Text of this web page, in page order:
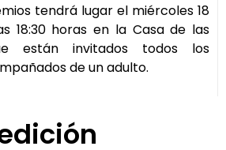
tendrá lugar el miércoles 18
18:30 horas en la Casa de las
están invitados todos los
de un adulto.